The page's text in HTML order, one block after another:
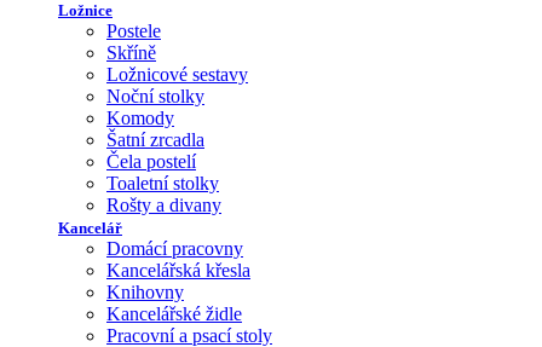
Ložnice
Postele
Skříně
Ložnicové sestavy
Noční stolky
Komody
Šatní zrcadla
Čela postelí
Toaletní stolky
Rošty a divany
Kancelář
Domácí pracovny
Kancelářská křesla
Knihovny
Kancelářské židle
Pracovní a psací stoly